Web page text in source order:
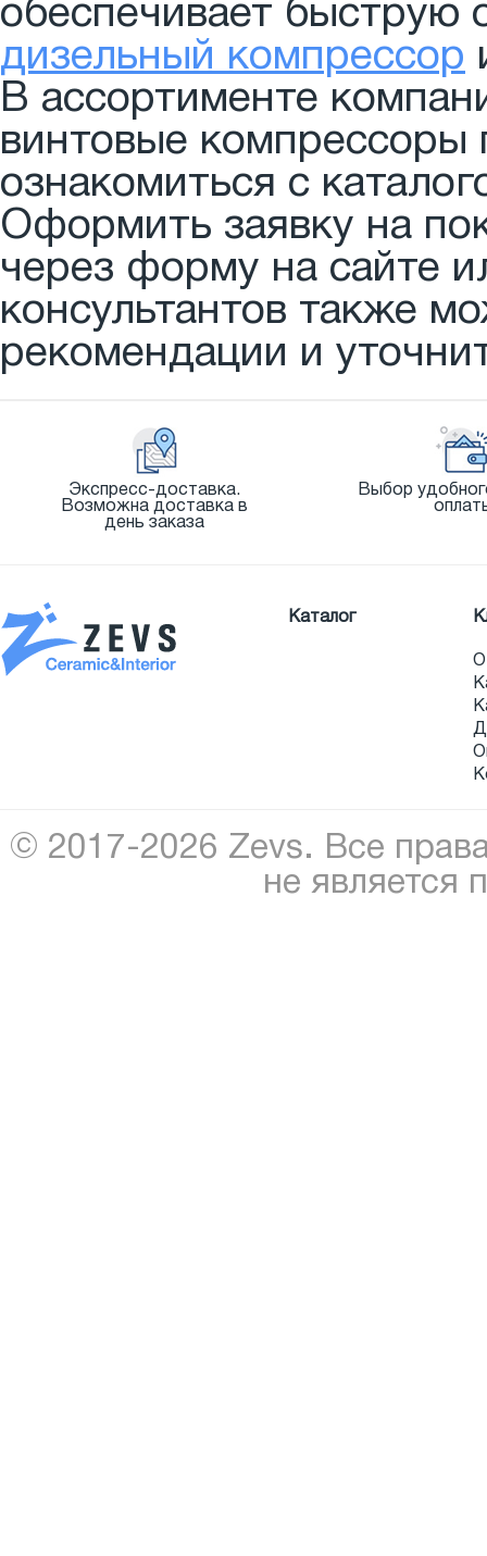
обеспечивает быструю
дизельный компрессор
В ассортименте
винтовые компрессоры
ознакомиться с
Оформить заявку на
через форму на сайте
консультантов также
рекомендации и
Экспресс-доставка.
Возможна доставка в
день заказа
Выбор
Каталог
О
© 2017-2026 Zevs. Все
не является